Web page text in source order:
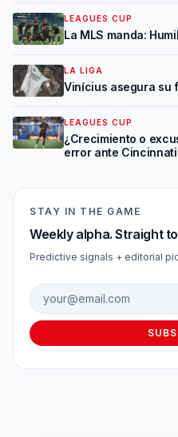
LEAGUES CUP
La MLS manda:
LA LIGA
Vinícius asegura su
LEAGUES CUP
¿Crecimiento o
error ante Cincinnati
STAY IN THE GAME
Weekly alpha. Straight
Predictive signals + editorial
Email address